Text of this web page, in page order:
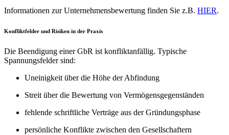
Informationen zur Unternehmensbewertung finden Sie z.B. HIER.
Konfliktfelder und Risiken in der Praxis
Die Beendigung einer GbR ist konfliktanfällig. Typische
Spannungsfelder sind:
Uneinigkeit über die Höhe der Abfindung
Streit über die Bewertung von Vermögensgegenständen
fehlende schriftliche Verträge aus der Gründungsphase
persönliche Konflikte zwischen den Gesellschaftern